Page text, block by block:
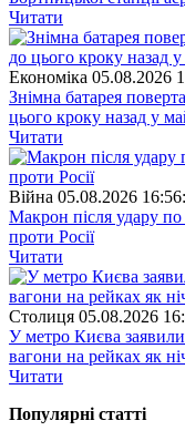
Читати
Економіка 05.08.2026
Знімна батарея
цього кроку назад у
Читати
Війна 05.08.2026
Макрон після удару
проти Росії
Читати
Столиця 05.08.2026
У метро Києва
вагони на рейках як
Читати
Популярнi статтi